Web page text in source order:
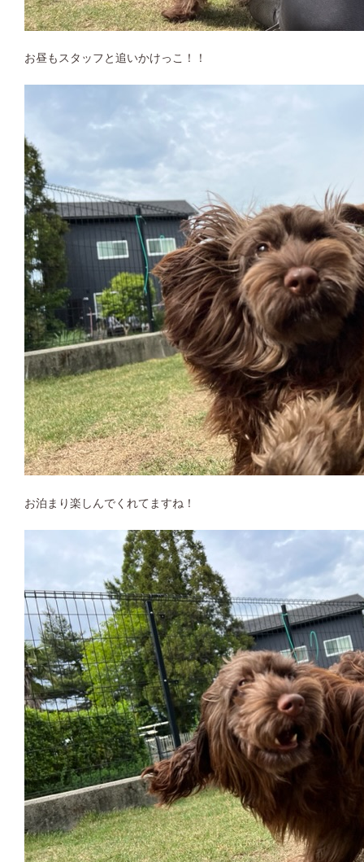
お昼もスタッフと追いかけっこ！！
お泊まり楽しんでくれてますね！